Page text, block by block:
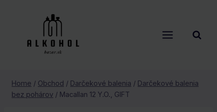
Home / Obchod / Darčekové balenia / Darčekové balenia
bez pohárov / Macallan 12 Y.O., GIFT